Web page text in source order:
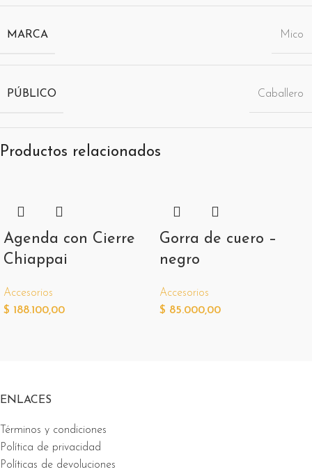
MARCA Mico
PÚBLICO Caballero
Productos relacionados
Agenda con Cierre
Chiappai
Accesorios
$ 188.100,00
Gorra de cuero –
negro
Accesorios
$ 85.000,00
ENLACES
Términos y condiciones
Política de privacidad
Políticas de devoluciones